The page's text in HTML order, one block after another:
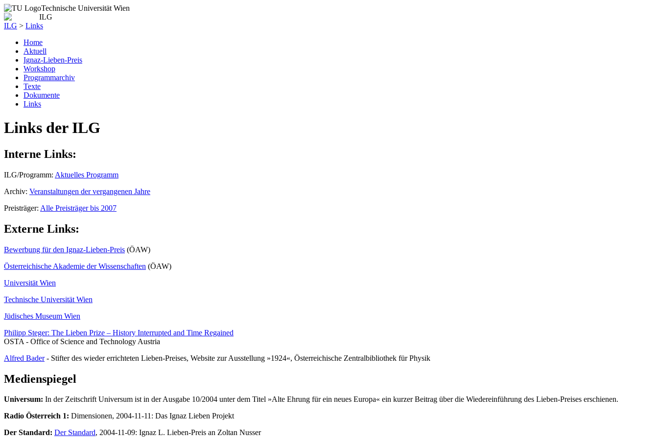
Technische Universität Wien
ILG > Links
Home
Aktuell
Ignaz-Lieben-Preis
Workshop
Programmarchiv
Texte
Dokumente
Links
Links der ILG
Interne Links:
ILG/Programm: Aktuelles Programm
Archiv: Veranstaltungen der vergangenen Jahre
Preisträger: Alle Preisträger bis 2007
Externe Links:
Bewerbung für den Ignaz-Lieben-Preis (ÖAW)
Österreichische Akademie der Wissenschaften (ÖAW)
Universität Wien
Technische Universität Wien
Jüdisches Museum Wien
Philipp Steger: The Lieben Prize – History Interrupted and Time Regained
OSTA - Office of Science and Technology Austria
Alfred Bader- Stifter des wieder errichteten Lieben-Preises, Website zur Ausstellung »1924«, Österreichische Zentralbibliothek für Physik
Medienspiegel
Universum: In der Zeitschrift Universum ist in der Ausgabe 10/2004 unter dem Titel »Alte Ehrung für ein neues Europa« ein kurzer Beitrag über die Wiedereinführung des Lieben-Preises erschienen.
Radio Österreich 1: Dimensionen, 2004-11-11: Das Ignaz Lieben Projekt
Der Standard: Der Standard, 2004-11-09: Ignaz L. Lieben-Preis an Zoltan Nusser